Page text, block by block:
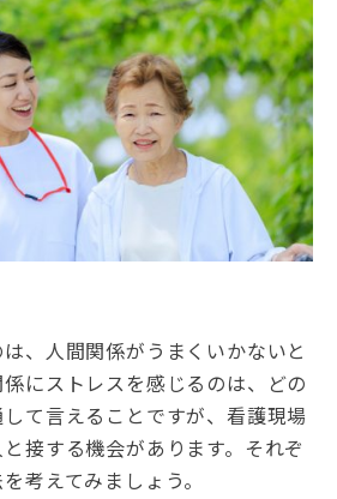
、人間関係がうまくいかないと
にストレスを感じるのは、どの
て言えることですが、看護現場
接する機会があります。それぞ
考えてみましょう。